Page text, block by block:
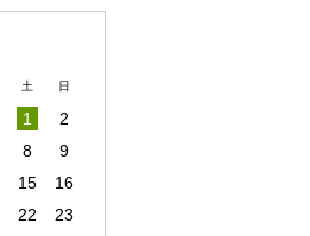
土 日
1
2
8
9
15
16
22
23